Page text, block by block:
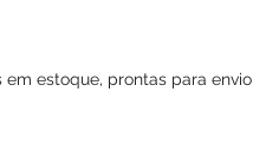
estoque, prontas para envio